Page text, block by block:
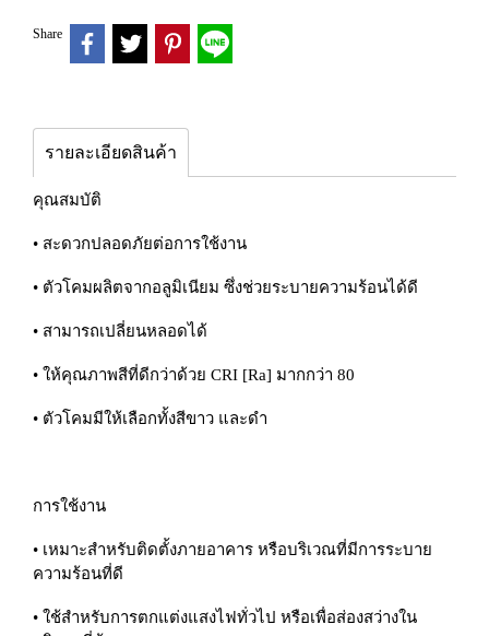
Share
รายละเอียดสินค้า
คุณสมบัติ
• สะดวกปลอดภัยต่อการใช้งาน
• ตัวโคมผลิตจากอลูมิเนียม ซึ่งช่วยระบายความร้อนได้ดี
• สามารถเปลี่ยนหลอดได้
• ให้คุณภาพสีที่ดีกว่าด้วย CRI [Ra] มากกว่า 80
• ตัวโคมมีให้เลือกทั้งสีขาว และดำ
การใช้งาน
• เหมาะสำหรับติดตั้งภายอาคาร หรือบริเวณที่มีการระบาย
ความร้อนที่ดี
• ใช้สำหรับการตกแต่งแสงไฟทั่วไป หรือเพื่อส่องสว่างใน